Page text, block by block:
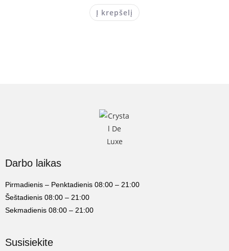
Į krepšelį
Darbo laikas
Pirmadienis – Penktadienis 08:00 – 21:00
Šeštadienis 08:00 – 21:00
Sekmadienis 08:00 – 21:00
Susisiekite